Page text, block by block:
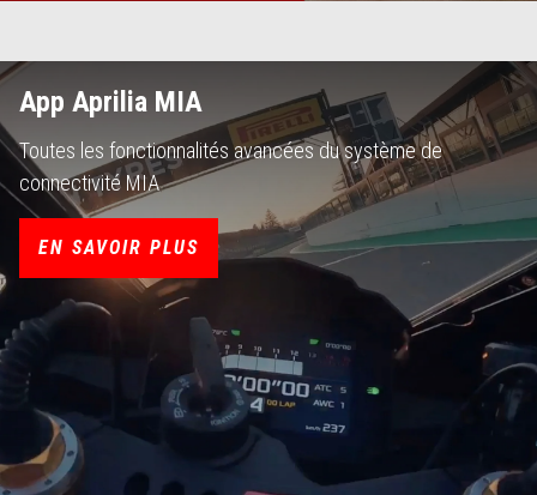
App Aprilia MIA
Toutes les fonctionnalités avancées du système de
connectivité MIA
EN SAVOIR PLUS